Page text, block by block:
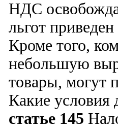
НДС
льгот
Кроме того,
небольшую
товары, могут
Какие условия
статье 145